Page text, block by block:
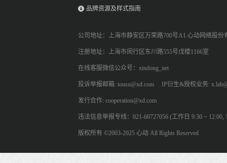
品牌资源及样式指南
公司地址：上海市静安区万荣路700号A1 心动网络股份
注册地址：上海市闵行区东川路555号戊楼1166室
在线客服微信公众号：xindong_net
投诉举报邮箱: tousu@xd.com IP衍生&授权业务:
发行合作: cooperation@xd.com
违法信息举报专线：021-60727056 (工作日 9:30 ~ 12:00,
版权所有 ©2003-2025 心动 All Rights Reserved